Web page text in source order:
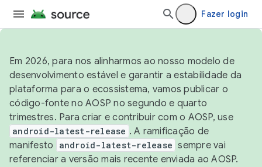
Fazer login
Em 2026, para nos alinharmos ao nosso modelo de
desenvolvimento estável e garantir a estabilidade da
plataforma para o ecossistema, vamos publicar o
código-fonte no AOSP no segundo e quarto
trimestres. Para criar e contribuir com o AOSP, use
android-latest-release . A ramificação de
manifesto
android-latest-release sempre vai
referenciar a versão mais recente enviada ao AOSP.